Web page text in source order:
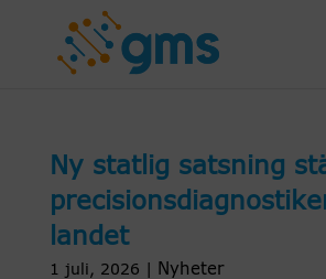
Ny statlig satsning
landet
1 juli, 2026 Nyheter